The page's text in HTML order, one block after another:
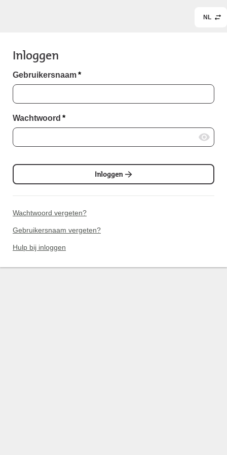
NL
Inloggen
Gebruikersnaam*
Wachtwoord *
Inloggen
Wachtwoord vergeten?
Gebruikersnaam vergeten?
Hulp bij inloggen